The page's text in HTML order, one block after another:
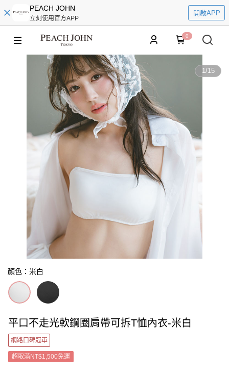
PEACH JOHN
立刻使用官方APP
開啟APP
0
1/15
顏色：米白
平口不走光軟鋼圈肩帶可拆T恤內衣-米白
網路口碑冠軍
超取滿NT$1,500免運